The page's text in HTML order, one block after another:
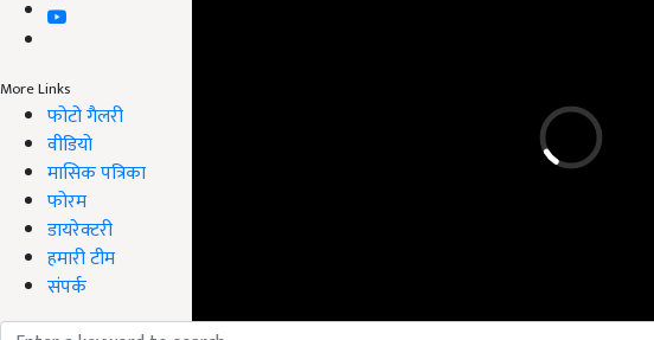
More Links
फोटो गैलरी
वीडियो
मासिक पत्रिका
फोरम
डायरेक्टरी
हमारी टीम
संपर्क